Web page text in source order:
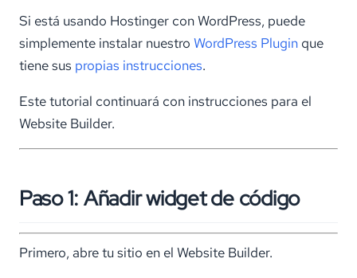
Si está usando Hostinger con WordPress, puede
simplemente instalar nuestro WordPress Plugin que
tiene sus propias instrucciones.
Este tutorial continuará con instrucciones para el
Website Builder.
Paso 1: Añadir widget de código
Primero, abre tu sitio en el Website Builder.